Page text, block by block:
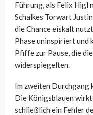
Führung, als Felix Higl
Schalkes Torwart
die Chance eiskalt
Phase uninspiriert und
Pfiffe zur Pause, die
widerspiegelten.
Im zweiten Durchgang
Die Königsblauen
schließlich ein Fehler